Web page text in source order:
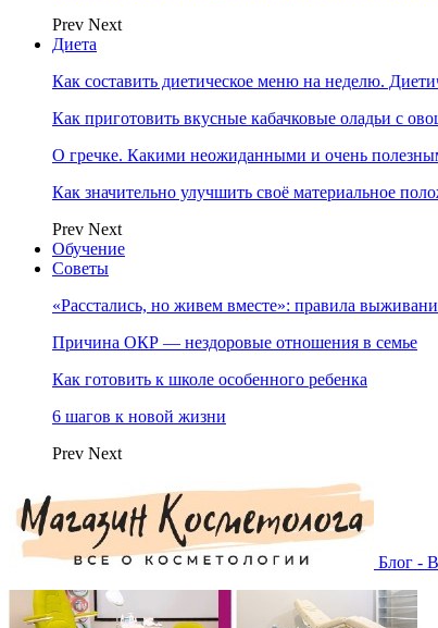
Prev Next
Диета
Как составить диетическое меню на неделю.
Как приготовить вкусные кабачковые оладьи с
О гречке. Какими неожиданными и очень
Как значительно улучшить своё материальное
Prev Next
Обучение
Советы
«Расстались, но живем вместе»: правила
Причина ОКР — нездоровые отношения в семье
Как готовить к школе особенного ребенка
6 шагов к новой жизни
Prev Next
Блог -